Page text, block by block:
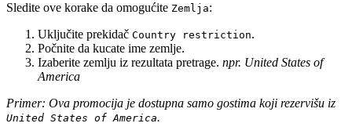
Sledite ove korake da omogućite Zemlja:
Uključite prekidač Country restriction.
Počnite da kucate ime zemlje.
Izaberite zemlju iz rezultata pretrage. npr. United States of
America
Primer: Ova promocija je dostupna samo gostima koji rezervišu iz
United States of America.